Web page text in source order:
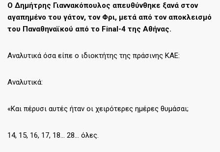
Ο Δημήτρης Γιαννακόπουλος απευθύνθηκε ξανά στον
αγαπημένο του γάτον, τον Φρι, μετά από τον αποκλεισμό
του Παναθηναϊκού από το Final-4 της Αθήνας.
Αναλυτικά όσα είπε ο ιδιοκτήτης της πράσινης ΚΑΕ:
Αναλυτικά:
«Και πέρυσι αυτές ήταν οι χειρότερες ημέρες θυμάσαι;
14, 15, 16, 17, 18… 28… όλες.